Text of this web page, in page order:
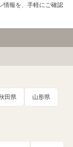
情報を、手軽にご確認
田県 山形県